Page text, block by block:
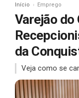
Início Emprego
Varejão
da
Veja como se